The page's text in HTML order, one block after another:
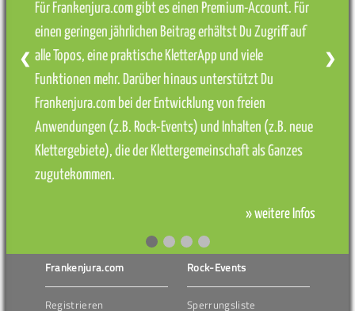
Für Frankenjura.com gibt es einen Premium-Account. Für
einen geringen jährlichen Beitrag erhältst Du Zugriff auf
alle Topos, eine praktische KletterApp und viele
Funktionen mehr. Darüber hinaus unterstützt Du
Frankenjura.com bei der Entwicklung von freien
Anwendungen (z.B. Rock-Events) und Inhalten (z.B. neue
Klettergebiete), die der Klettergemeinschaft als Ganzes
zugutekommen.
» weitere Infos
❮ ❯
Frankenjura.com
Registrieren
Rock-Events
Sperrungsliste